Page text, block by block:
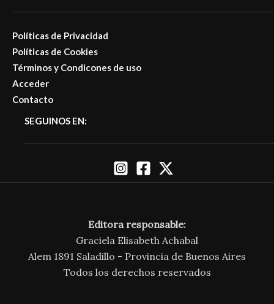
Políticas de Privacidad
Políticas de Cookies
Términos y Condicones de uso
Acceder
Contacto
SEGUINOS EN:
Editora responsable:
Graciela Elisabeth Achabal
Alem 1891 Saladillo - Provincia de Buenos Aires
Todos los derechos reservados